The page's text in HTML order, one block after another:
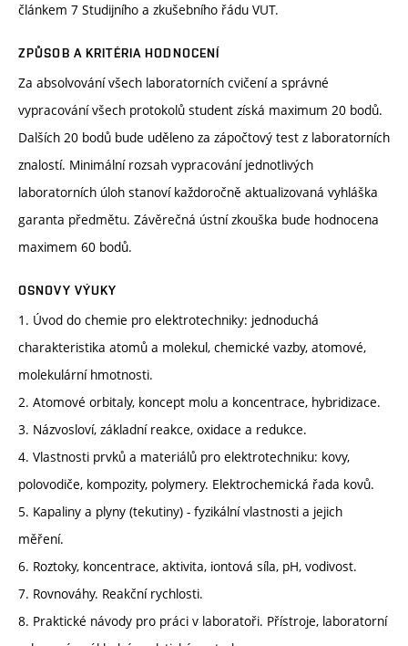
článkem 7 Studijního a zkušebního řádu VUT.
ZPŮSOB A KRITÉRIA HODNOCENÍ
Za absolvování všech laboratorních cvičení a správné
vypracování všech protokolů student získá maximum 20 bodů.
Dalších 20 bodů bude uděleno za zápočtový test z laboratorních
znalostí. Minimální rozsah vypracování jednotlivých
laboratorních úloh stanoví každoročně aktualizovaná vyhláška
garanta předmětu. Závěrečná ústní zkouška bude hodnocena
maximem 60 bodů.
OSNOVY VÝUKY
1. Úvod do chemie pro elektrotechniky: jednoduchá
charakteristika atomů a molekul, chemické vazby, atomové,
molekulární hmotnosti.
2. Atomové orbitaly, koncept molu a koncentrace, hybridizace.
3. Názvosloví, základní reakce, oxidace a redukce.
4. Vlastnosti prvků a materiálů pro elektrotechniku: kovy,
polovodiče, kompozity, polymery. Elektrochemická řada kovů.
5. Kapaliny a plyny (tekutiny) - fyzikální vlastnosti a jejich
měření.
6. Roztoky, koncentrace, aktivita, iontová síla, pH, vodivost.
7. Rovnováhy. Reakční rychlosti.
8. Praktické návody pro práci v laboratoři. Přístroje, laboratorní